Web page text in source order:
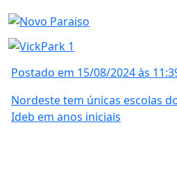
Postado em 15/08/2024 às
Nordeste tem únicas escolas
Ideb em anos iniciais